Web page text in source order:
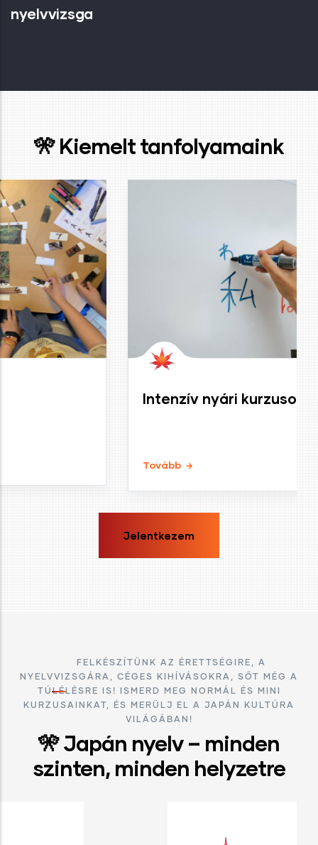
nyelvvizsga
🎌 Kiemelt tanfolyamaink
Intenzív nyári kurzusok
Jelentkezem
FELKÉSZÍTÜNK AZ ÉRETTSÉGIRE, A
NYELVVIZSGÁRA, CÉGES KIHÍVÁSOKRA, SŐT MÉG A
TÚLÉLÉSRE IS! ISMERD MEG NORMÁL ÉS MINI
KURZUSAINKAT, ÉS MERÜLJ EL A JAPÁN KULTÚRA
VILÁGÁBAN!
🎌 Japán nyelv – minden
szinten, minden helyzetre